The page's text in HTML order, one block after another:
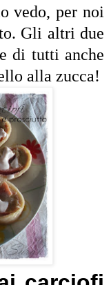
vedo, per noi
Gli altri due
di tutti anche
alla zucca!